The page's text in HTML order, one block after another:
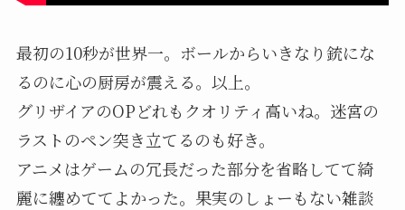
最初の10秒が世界一。ボールからいきなり銃にな
るのに心の厨房が震える。以上。
グリザイアのOPどれもクオリティ高いね。迷宮の
ラストのペン突き立てるのも好き。
アニメはゲームの冗長だった部分を省略してて綺
麗に纏めててよかった。果実のしょーもない雑談